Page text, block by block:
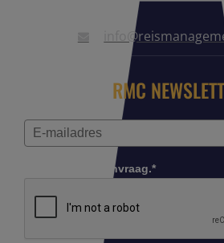
RMC
Controleer je aanvraag.*